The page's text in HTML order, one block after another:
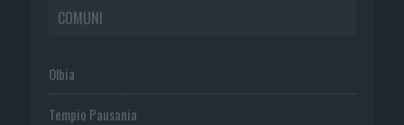
COMUNI
Olbia
Tempio Pausania